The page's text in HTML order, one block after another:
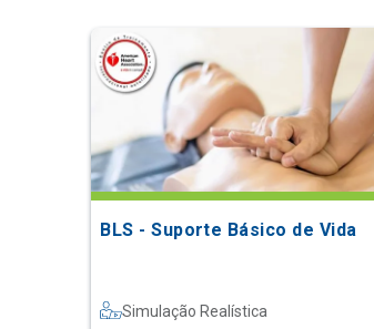
BLS - Suporte Básico de Vida
Simulação Realística